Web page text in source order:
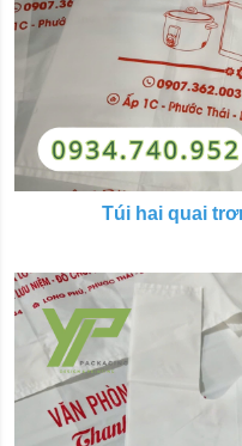
Túi hai quai